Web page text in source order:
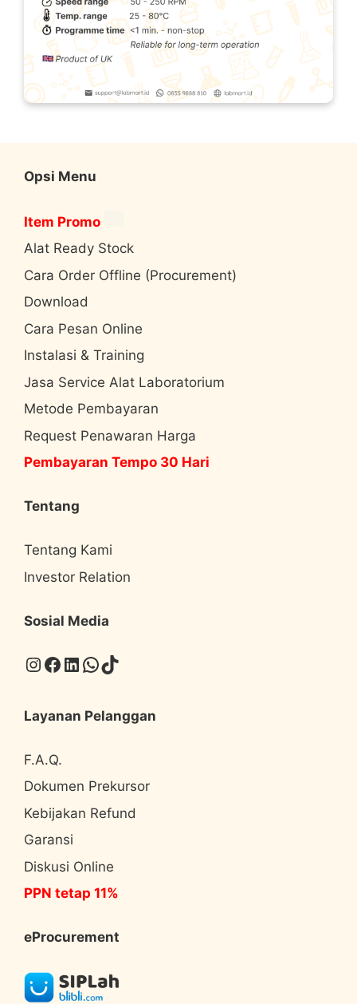
Opsi Menu
Item Promo
Alat Ready Stock
Cara Order Offline (Procurement)
Download
Cara Pesan Online
Instalasi & Training
Jasa Service Alat Laboratorium
Metode Pembayaran
Request Penawaran Harga
Pembayaran Tempo 30 Hari
Tentang
Tentang Kami
Investor Relation
Sosial Media
Instagram
Facebook
LinkedIn
WhatsApp
TikTok
Layanan Pelanggan
F.A.Q.
Dokumen Prekursor
Kebijakan Refund
Garansi
Diskusi Online
PPN tetap 11%
eProcurement